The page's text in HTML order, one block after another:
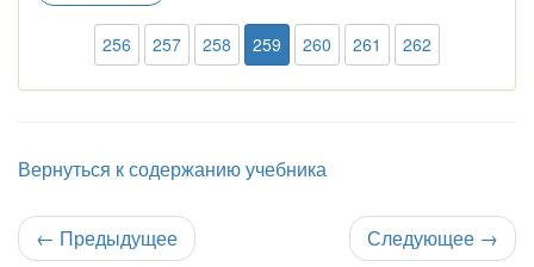
256 257 258 259 260 261 262
Вернуться к содержанию учебника
← Предыдущее Следующее →